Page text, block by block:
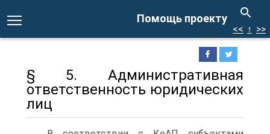
Помощь проекту
<< ↑ >>
§ 5. Административная
ответственность юридических
лиц